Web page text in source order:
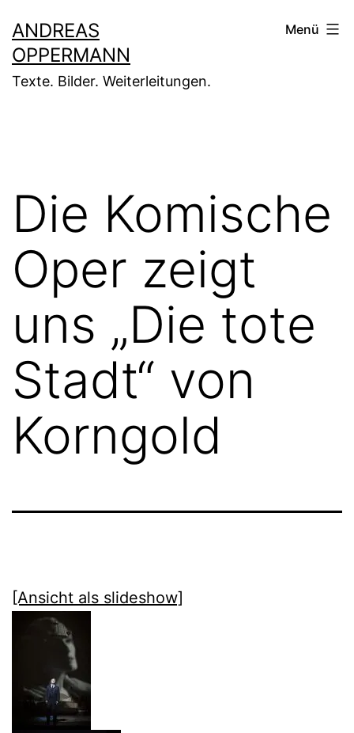
Inhalt
springen
ANDREAS
OPPERMANN
Texte. Bilder. Weiterleitungen.
Menü
Die Komische
Oper zeigt
uns „Die tote
Stadt“ von
Korngold
[Ansicht als slideshow]